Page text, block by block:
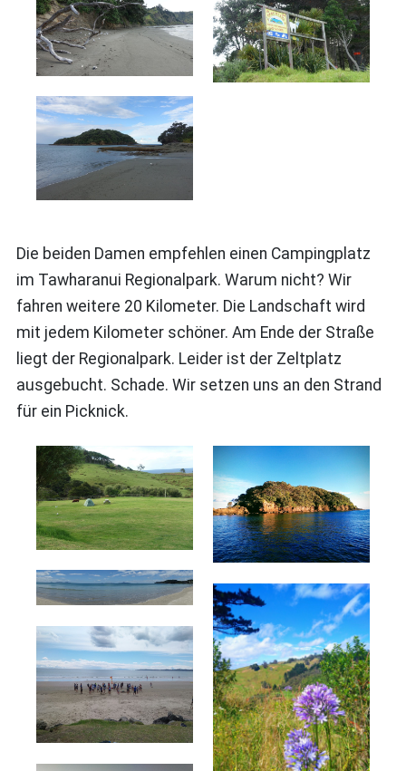
Die beiden Damen empfehlen einen Campingplatz
im Tawharanui Regionalpark. Warum nicht? Wir
fahren weitere 20 Kilometer. Die Landschaft wird
mit jedem Kilometer schöner. Am Ende der Straße
liegt der Regionalpark. Leider ist der Zeltplatz
ausgebucht. Schade. Wir setzen uns an den Strand
für ein Picknick.